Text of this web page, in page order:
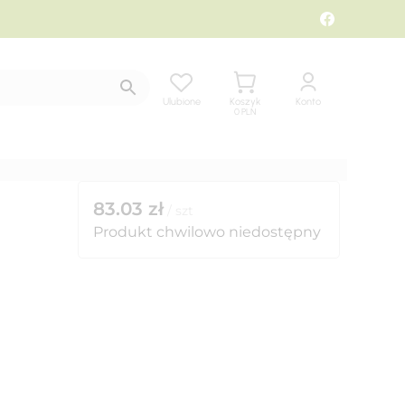
Ulubione
Koszyk
0 PLN
Konto
83.03 zł
Produkt chwilowo niedostępny